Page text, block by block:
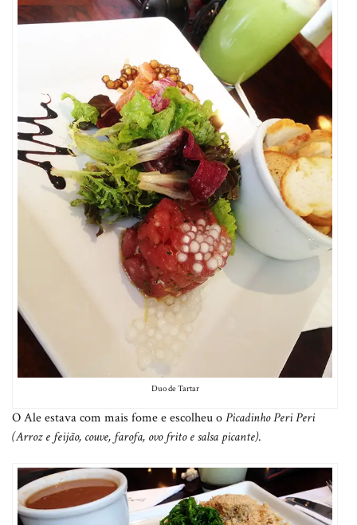
Duo de Tartar
O Ale estava com mais fome e escolheu oPicadinho Peri Peri
(Arroz e feijão, couve, farofa, ovo frito e salsa picante).